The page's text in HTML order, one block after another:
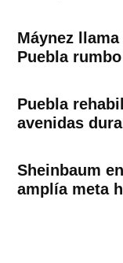
Máynez
Puebla
Puebla
avenidas
Sheinbaum
amplía meta